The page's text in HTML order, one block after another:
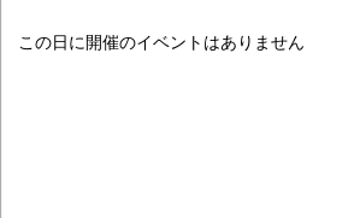
この日に開催のイベントはありません